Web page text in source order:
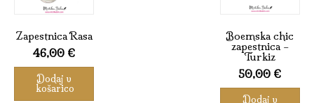
Zapestnica Rasa
46,00 €
Dodaj v
košarico
Boemska chic
zapestnica –
Turkiz
50,00 €
Dodaj v